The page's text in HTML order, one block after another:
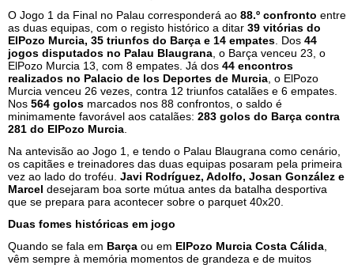
O Jogo 1 da Final no Palau corresponderá ao 88.º confronto entre
as duas equipas, com o registo histórico a ditar 39 vitórias do
ElPozo Murcia, 35 triunfos do Barça e 14 empates . Dos 44
jogos disputados no Palau Blaugrana , o Barça venceu 23, o
ElPozo Murcia 13, com 8 empates. Já dos 44 encontros
realizados no Palacio de los Deportes de Murcia , o ElPozo
Murcia venceu 26 vezes, contra 12 triunfos catalães e 6 empates.
Nos 564 golos marcados nos 88 confrontos, o saldo é
minimamente favorável aos catalães: 283 golos do Barça contra
281 do ElPozo Murcia
Na antevisão ao Jogo 1, e tendo o Palau Blaugrana como cenário,
os capitães e treinadores das duas equipas posaram pela primeira
vez ao lado do troféu. Javi Rodríguez, Adolfo, Josan González e
Marcel desejaram boa sorte mútua antes da batalha desportiva
que se prepara para acontecer sobre o parquet 40x20.
Duas fomes históricas em jogo
Quando se fala em Barça ou em ElPozo Murcia Costa Cálida
vêm sempre à memória momentos de grandeza e de muitos